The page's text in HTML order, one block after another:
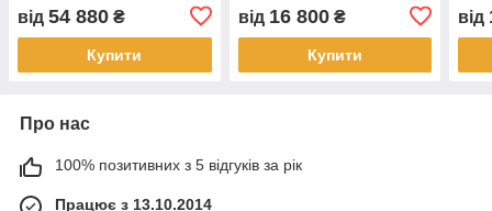
від 54 880 ₴
Купити
від 16 800₴
Купити
від
Про нас
100% позитивних з 5 відгуків за рік
Працює з 13.10.2014